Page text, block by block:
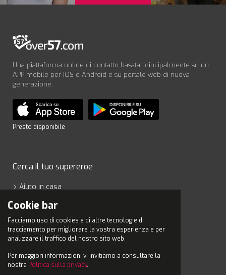
Una piattaforma online di contatto basata principalmente su un
APP mobile per IOS e Android e su portale web di nuova
generazione.
Presto disponibile
Cerca il tuo supereroe
Aiuto in casa
Estetica
Giardinaggio
Salute
Scopri di più
Cookie bar
Facciamo uso di cookies e di altre tecnologie di
tracciamento per migliorare la vostra esperienza e per
analizzare il traffico del nostro sito web.
Per maggiori informazioni vi invitiamo a consultare la
nostra Politica sulla privacy.